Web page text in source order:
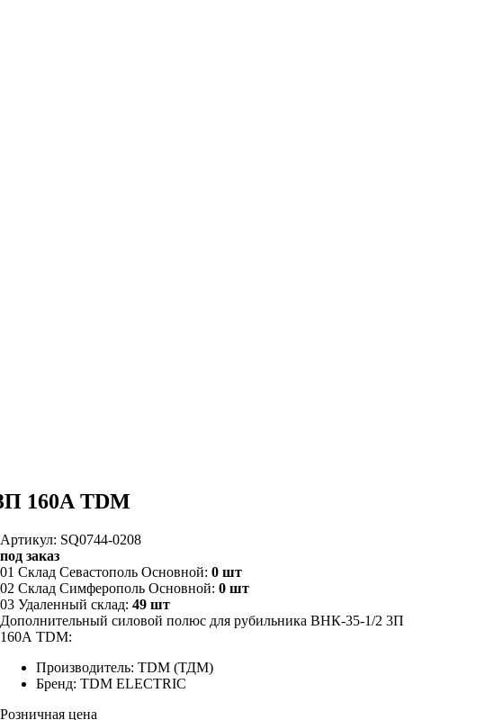
160А TDM
Артикул: SQ0744-0208
под заказ
01 Склад Севастополь Основной: 0 шт
02 Склад Симферополь Основной: 0 шт
03 Удаленный склад: 49 шт
Дополнительный силовой полюс для рубильника ВНК-35-1/2 3П
160А TDM:
Производитель: TDM (ТДМ)
Бренд: TDM ELECTRIC
Розничная цена